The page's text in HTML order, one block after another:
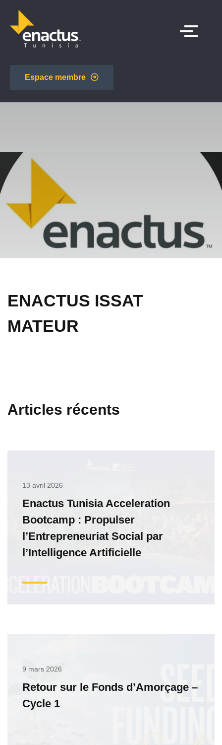
Espace membre
ENACTUS ISSAT
MATEUR
Articles récents
13 avril 2026
Enactus Tunisia Acceleration
Bootcamp : Propulser
l’Entrepreneuriat Social par
l’Intelligence Artificielle
9 mars 2026
Retour sur le Fonds d’Amorçage –
Cycle 1